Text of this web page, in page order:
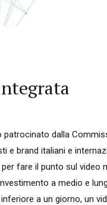
patrocinato dalla
e brand italiani e
fare il punto sul video
a medio e
a un giorno, un